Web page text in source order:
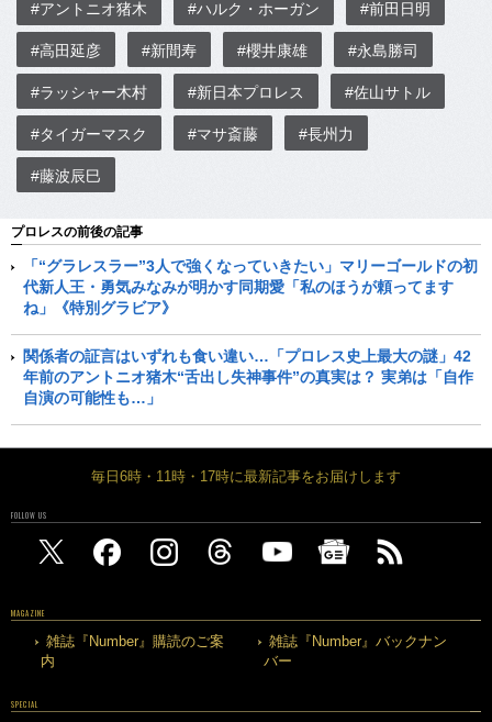
#アントニオ猪木 #ハルク・ホーガン #前田日明
#高田延彦 #新間寿 #櫻井康雄 #永島勝司
#ラッシャー木村 #新日本プロレス #佐山サトル
#タイガーマスク #マサ斎藤 #長州力
#藤波辰巳
プロレスの前後の記事
「“グラレスラー”3人で強くなっていきたい」マリーゴールドの初
代新人王・勇気みなみが明かす同期愛「私のほうが頼ってます
ね」《特別グラビア》
関係者の証言はいずれも食い違い…「プロレス史上最大の謎」42
年前のアントニオ猪木“舌出し失神事件”の真実は？ 実弟は「自作
自演の可能性も…」
毎日6時・11時・17時に最新記事をお届けします
FOLLOW US
MAGAZINE
雑誌『Number』購読のご案
内
雑誌『Number』バックナン
バー
SPECIAL